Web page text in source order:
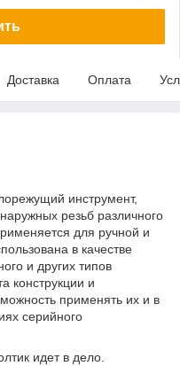
Доставка Оплата
инструмент,
резьб различного
для ручной и
в качестве
и других типов
конструкции и
применять их и в
серийного
идет в дело.